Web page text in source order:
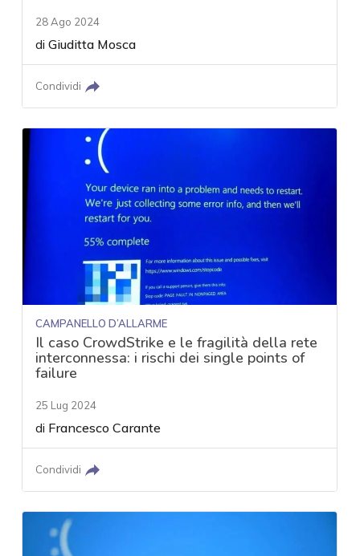
28 Ago 2024
diGiuditta Mosca
Condividi
CAMPANELLO D’ALLARME
Il caso CrowdStrike e le fragilità della rete
interconnessa: i rischi dei single points of
failure
25 Lug 2024
di Francesco Carante
Condividi